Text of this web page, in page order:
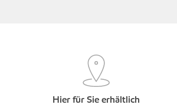
Hier für Sie erhältlich